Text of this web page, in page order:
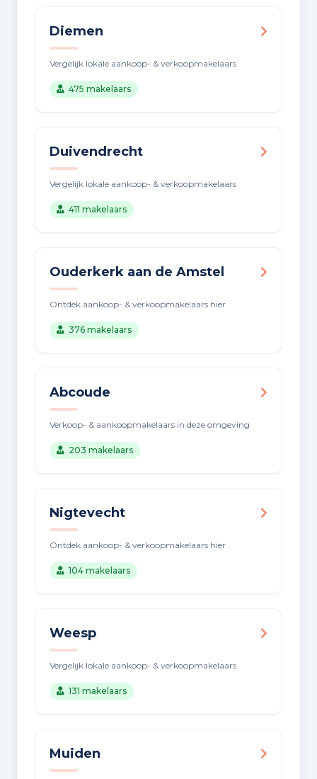
Diemen
Vergelijk lokale aankoop- & verkoopmakelaars
475 makelaars
Duivendrecht
Vergelijk lokale aankoop- & verkoopmakelaars
411 makelaars
Ouderkerk aan de Amstel
Ontdek aankoop- & verkoopmakelaars hier
376 makelaars
Abcoude
Verkoop- & aankoopmakelaars in deze omgeving
203 makelaars
Nigtevecht
Ontdek aankoop- & verkoopmakelaars hier
104 makelaars
Weesp
Vergelijk lokale aankoop- & verkoopmakelaars
131 makelaars
Muiden